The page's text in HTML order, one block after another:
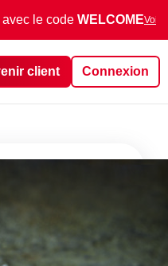
le code WELCOMEVoir
client Connexion